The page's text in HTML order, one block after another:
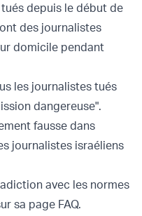
depuis le début de
des journalistes
domicile pendant
les journalistes tués
dangereuse".
fausse dans
journalistes israéliens
avec les normes
sa page FAQ.